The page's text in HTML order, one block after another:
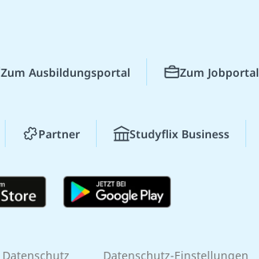
Zum Ausbildungsportal Zum Jobportal
Partner Studyflix Business
Datenschutz Datenschutz-Einstellungen